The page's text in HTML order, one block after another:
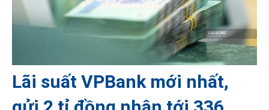
Lãi suất VPBank mới nhất,